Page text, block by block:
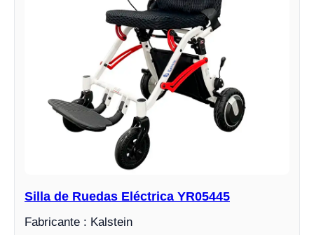
Silla de Ruedas Eléctrica YR05445
Fabricante : Kalstein